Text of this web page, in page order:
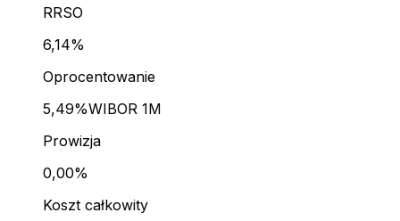
RRSO
6,14%
Oprocentowanie
5,49%WIBOR 1M
Prowizja
0,00%
Koszt całkowity